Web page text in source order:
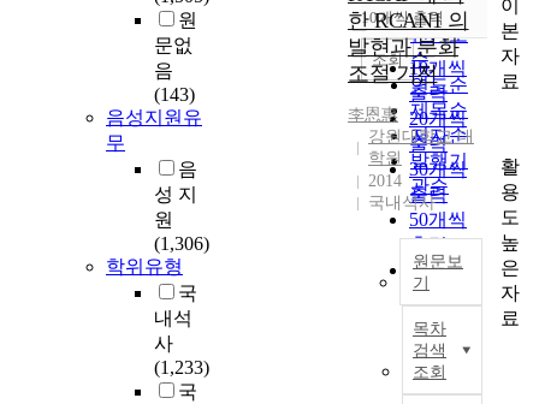
원
문없
음
(143)
음성지원유
무
음
성 지
원
(1,306)
학위유형
국
내석
사
(1,233)
국
순
인기도
순
연도순
제목순
저자순
발행기
관순
내림차순
10개씩 출력
10개씩
출력
20개씩
출력
30개씩
출력
50개씩
출력
100개씩
출력
조회
한 RCAN1 의
발현과 분화
조절 기전
李恩惠
강원대학교 대
학원
2014
국내석사
원문보
기
목차
검색
조회
이
본
자
료
활
용
도
높
은
자
료